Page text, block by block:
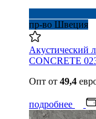
пр-во Швеция
Акустический
CONCRETE
Опт от 49,4
подробнее